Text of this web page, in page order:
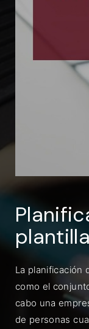
La planificación
como el
cabo una
de personas